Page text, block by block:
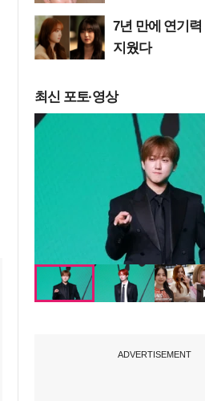
7년 만에 연기
지웠다
최신 포토·영상
ADVERTISEMENT